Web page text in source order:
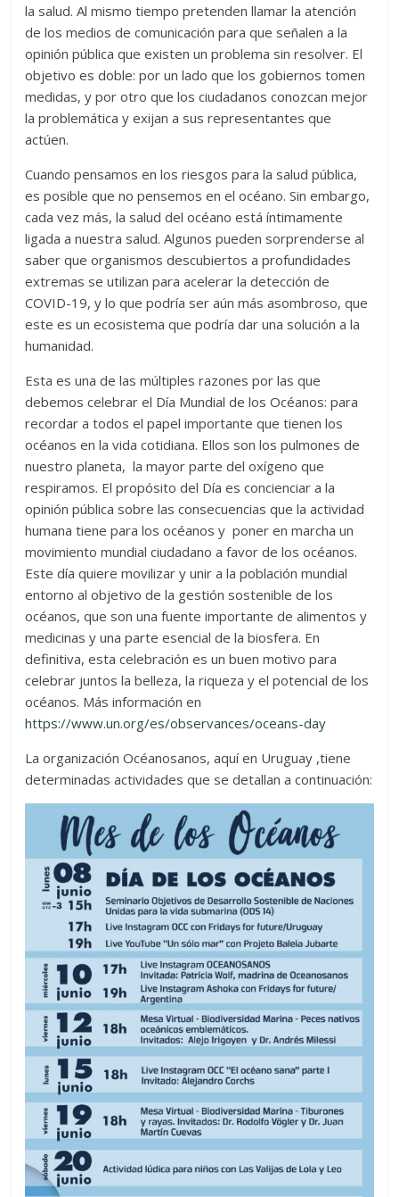
la salud. Al mismo tiempo pretenden llamar la atención
de los medios de comunicación para que señalen a la
opinión pública que existen un problema sin resolver. El
objetivo es doble: por un lado que los gobiernos tomen
medidas, y por otro que los ciudadanos conozcan mejor
la problemática y exijan a sus representantes que
actúen.
Cuando pensamos en los riesgos para la salud pública,
es posible que no pensemos en el océano. Sin embargo,
cada vez más, la salud del océano está íntimamente
ligada a nuestra salud. Algunos pueden sorprenderse al
saber que organismos descubiertos a profundidades
extremas se utilizan para acelerar la detección de
COVID-19, y lo que podría ser aún más asombroso, que
este es un ecosistema que podría dar una solución a la
humanidad.
Esta es una de las múltiples razones por las que
debemos celebrar el Día Mundial de los Océanos: para
recordar a todos el papel importante que tienen los
océanos en la vida cotidiana. Ellos son los pulmones de
nuestro planeta, la mayor parte del oxígeno que
respiramos. El propósito del Día es concienciar a la
opinión pública sobre las consecuencias que la actividad
humana tiene para los océanos y poner en marcha un
movimiento mundial ciudadano a favor de los océanos.
Este día quiere movilizar y unir a la población mundial
entorno al objetivo de la gestión sostenible de los
océanos, que son una fuente importante de alimentos y
medicinas y una parte esencial de la biosfera. En
definitiva, esta celebración es un buen motivo para
celebrar juntos la belleza, la riqueza y el potencial de los
océanos. Más información en
https://www.un.org/es/observances/oceans-day
La organización Océanosanos, aquí en Uruguay ,tiene
determinadas actividades que se detallan a continuación: